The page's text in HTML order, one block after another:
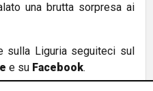
una brutta sorpresa ai
sulla Liguria seguiteci sul
e su Facebook.